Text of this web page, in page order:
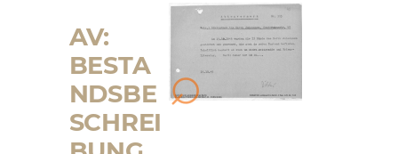
AV:
BESTA
NDSBE
SCHREI